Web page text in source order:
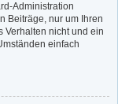
Administration
Beiträge, nur um Ihren
nicht und ein
einfach